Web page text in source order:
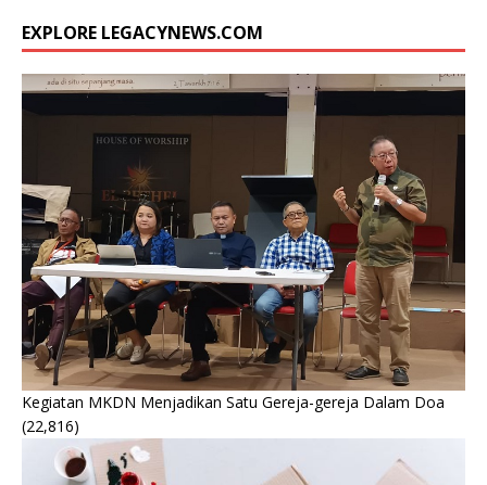
EXPLORE LEGACYNEWS.COM
Kegiatan MKDN Menjadikan Satu Gereja-gereja Dalam Doa
(22,816)